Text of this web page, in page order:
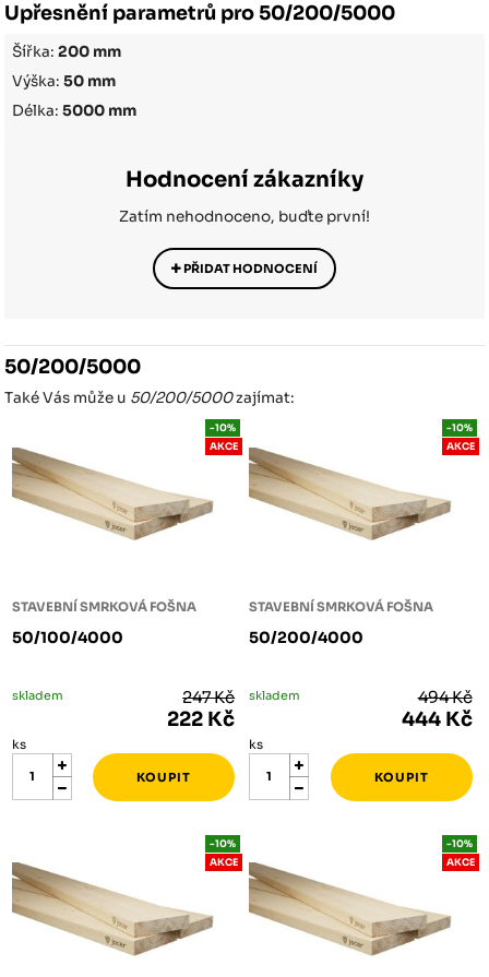
Upřesnění parametrů pro 50/200/5000
Šířka:200 mm
Výška:50 mm
Délka:5000 mm
Hodnocení zákazníky
Zatím nehodnoceno, buďte první!
PŘIDAT HODNOCENÍ
50/200/5000
Také Vás může u 50/200/5000zajímat:
STAVEBNÍ SMRKOVÁ FOŠNA
50/100/4000
-10%
AKCE
skladem 247 Kč
222 Kč
ks
STAVEBNÍ SMRKOVÁ FOŠNA
50/200/4000
-10%
AKCE
skladem 494 Kč
444 Kč
ks
-10%
AKCE
-10%
AKCE